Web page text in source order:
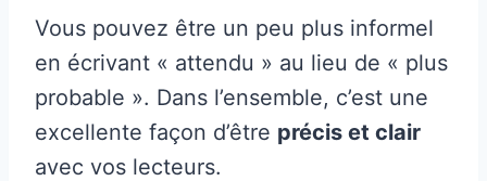
Vous pouvez être un peu plus informel
en écrivant « attendu » au lieu de « plus
probable ». Dans l’ensemble, c’est une
excellente façon d’être précis et clair
avec vos lecteurs.